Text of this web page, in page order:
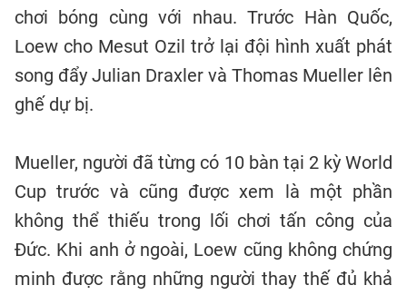
chơi bóng cùng với nhau. Trước Hàn Quốc,
Loew cho Mesut Ozil trở lại đội hình xuất phát
song đẩy Julian Draxler và Thomas Mueller lên
ghế dự bị.
Mueller, người đã từng có 10 bàn tại 2 kỳ World
Cup trước và cũng được xem là một phần
không thể thiếu trong lối chơi tấn công của
Đức. Khi anh ở ngoài, Loew cũng không chứng
minh được rằng những người thay thế đủ khả